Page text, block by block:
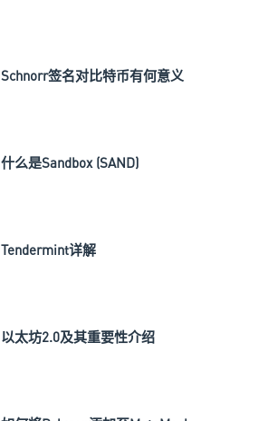
Schnorr签名对比特币有何意义
什么是Sandbox (SAND)
Tendermint详解
以太坊2.0及其重要性介绍